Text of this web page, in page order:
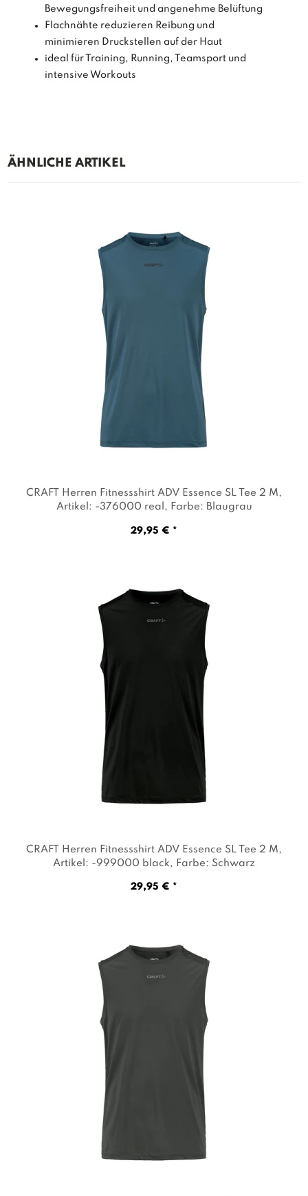
Bewegungsfreiheit und angenehme Belüftung
Flachnähte reduzieren Reibung und
minimieren Druckstellen auf der Haut
ideal für Training, Running, Teamsport und
intensive Workouts
ÄHNLICHE ARTIKEL
CRAFT Herren Fitnessshirt ADV Essence SL Tee 2 M,
Artikel: -376000 real , Farbe: Blaugrau
29,95 € *
CRAFT Herren Fitnessshirt ADV Essence SL Tee 2 M ,
Artikel: -999000 black , Farbe: Schwarz
29,95 € *